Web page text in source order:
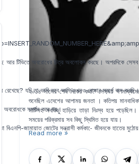
২০১৪ সালের শেষ দিকের কথা? সেসময়
শুনেছিল এদেশের আপাময় জনতা । কতিপয়
মাটিসহ সবকিছু হাড়িয়ে তাড়া নিঃস্ব হয়ে
সময়ের পরিক্রমায় সব কিছু স্থিমিত হয়ে যায়।
Read more »
আর টিভিতে অবরোধের চিত্র অবলোকন করছে। অপরদিকে সেসব
যদি তা ভাবি তবে আমি এখনও বোকার স্বর্গে বাস করছি।
অবরোধকে সমর্থন করে নয়।
জামায়াত জোটের সন্ত্রাসী কর্মকা-ে জীবনকে হাতের